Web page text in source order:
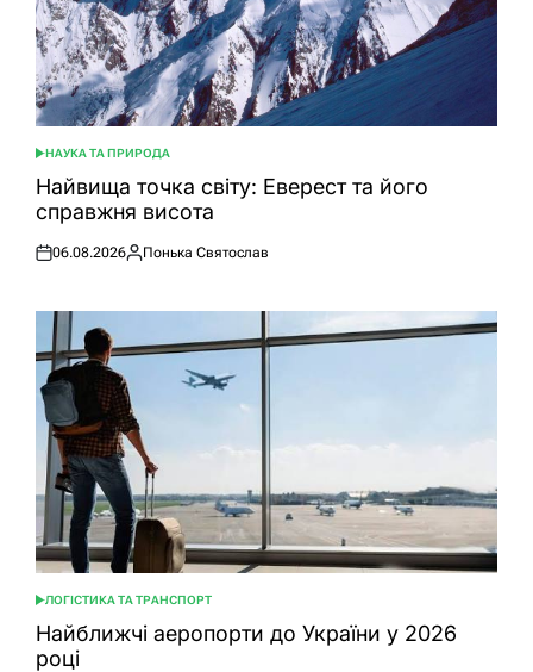
ОПУБЛІКУВАТИ
У
НАУКА ТА ПРИРОДА
Найвища точка світу: Еверест та його
справжня висота
Оприлюднено
06.08.2026
Опубліковано
Понька Святослав
ОПУБЛІКУВАТИ
У
ЛОГІСТИКА ТА ТРАНСПОРТ
Найближчі аеропорти до України у 2026
році